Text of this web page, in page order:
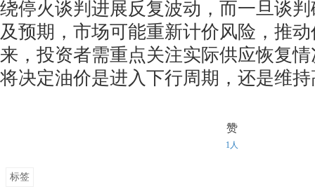
绕停火谈判进展反复波动，而一旦谈
及预期，市场可能重新计价风险，推
来，投资者需重点关注实际供应恢复
将决定油价是进入下行周期，还是维
赞
1人
标签